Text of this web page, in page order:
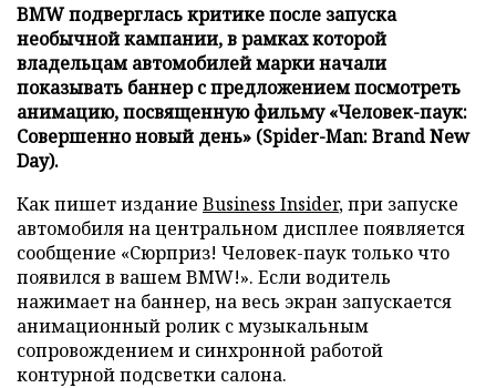
BMW подверглась критике после запуска
необычной кампании, в рамках которой
владельцам автомобилей марки начали
показывать баннер с предложением посмотреть
анимацию, посвященную фильму «Человек-паук:
Совершенно новый день» (Spider-Man: Brand New
Day).
Как пишет издание Business Insider, при запуске
автомобиля на центральном дисплее появляется
сообщение «Сюрприз! Человек-паук только что
появился в вашем BMW!». Если водитель
нажимает на баннер, на весь экран запускается
анимационный ролик с музыкальным
сопровождением и синхронной работой
контурной подсветки салона.